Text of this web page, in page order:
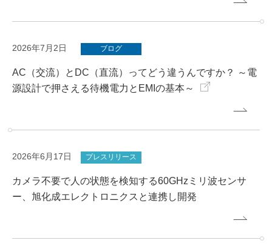
2026年7月2日 ブログ
AC（交流）とDC（直流）ってどう違うんですか？ ～電
源設計で押さえる待機電力とEMIの基本～
2026年6月17日 プレスリリース
カメラ不要で人の状態を検知する60GHzミリ波センサ
ー、旭化成エレクトロニクスと連携し開発